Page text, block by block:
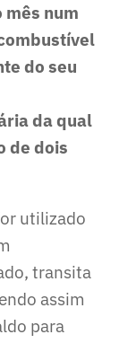
mês num
do seu
da qual
de dois
utilizado
transita
assim
para